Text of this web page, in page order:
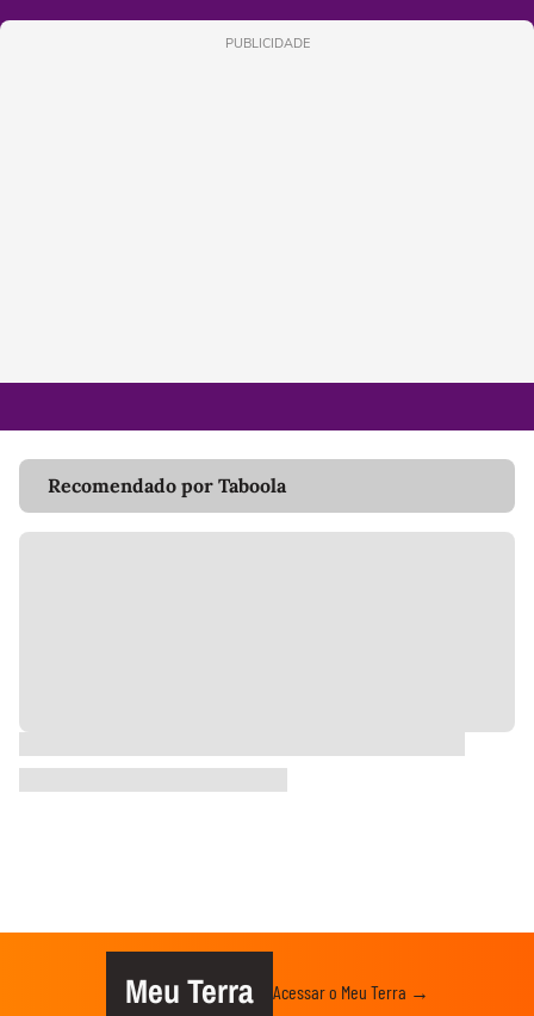
PUBLICIDADE
Recomendado por Taboola
Meu Terra Acessar o Meu Terra →